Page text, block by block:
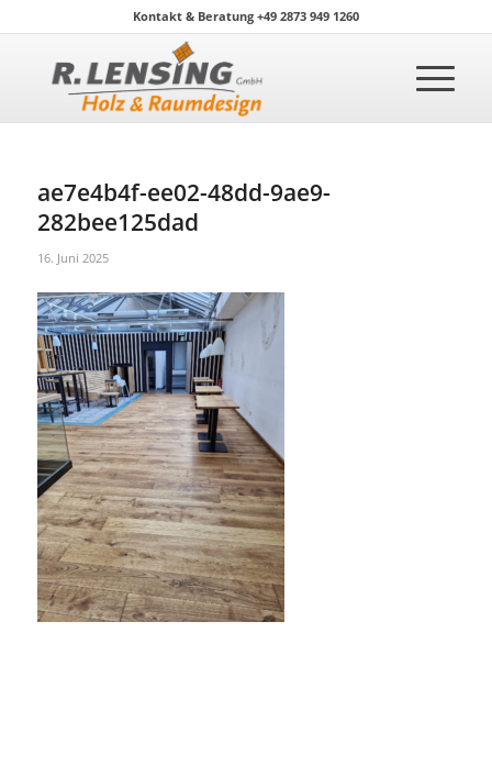
Kontakt & Beratung +49 2873 949 1260
ae7e4b4f-ee02-48dd-9ae9-
282bee125dad
16. Juni 2025